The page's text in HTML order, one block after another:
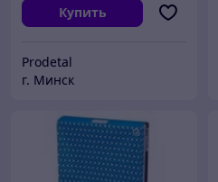
Купить
Prodetal
г. Минск